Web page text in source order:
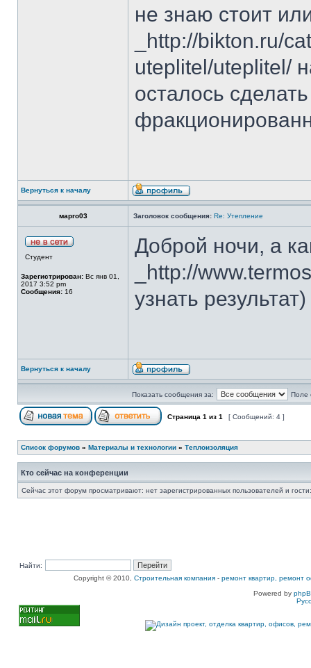
не знаю стоит
_http://bikton.ru/
uteplitel/uteplitel/
осталось
Вернуться к началу
марго03 Заголовок сообщения: Re: Утепление
Студент
Зарегистрирован: Вс янв 01,
2017 3:52 pm
Сообщения: 16
Доброй ночи, а
_http://
узнать результат)
Вернуться к началу
Показать сообщения за: Поле
Страница 1 из 1 [ Сообщений: 4 ]
Список форумов » Материалы и технологии » Теплоизоляция
Кто сейчас на конференции
Сейчас этот форум просматривают: нет зарегистрированных пользователей и
Найти:
Copyright © 2010, Строительная компания - ремонт квартир, ремонт
Powered by